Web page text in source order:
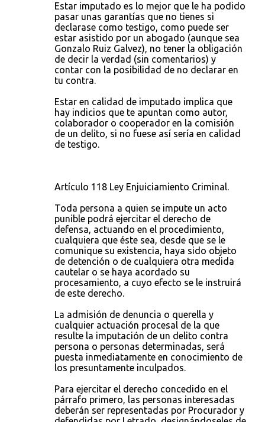
Estar imputado es lo mejor que le ha podido
pasar unas garantías que no tienes si
declarase como testigo, como puede ser
estar asistido por un abogado (aunque sea
Gonzalo Ruiz Galvez), no tener la obligación
de decir la verdad (sin comentarios) y
contar con la posibilidad de no declarar en
tu contra.
Estar en calidad de imputado implica que
hay indicios que te apuntan como autor,
colaborador o cooperador en la comisión
de un delito, si no fuese así sería en calidad
de testigo.
Artículo 118 Ley Enjuiciamiento Criminal.
Toda persona a quien se impute un acto
punible podrá ejercitar el derecho de
defensa, actuando en el procedimiento,
cualquiera que éste sea, desde que se le
comunique su existencia, haya sido objeto
de detención o de cualquiera otra medida
cautelar o se haya acordado su
procesamiento, a cuyo efecto se le instruirá
de este derecho.
La admisión de denuncia o querella y
cualquier actuación procesal de la que
resulte la imputación de un delito contra
persona o personas determinadas, será
puesta inmediatamente en conocimiento de
los presuntamente inculpados.
Para ejercitar el derecho concedido en el
párrafo primero, las personas interesadas
deberán ser representadas por Procurador y